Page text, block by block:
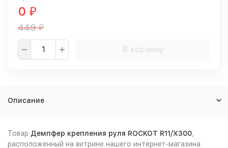
0 ₽
449₽
В корзину
Описание
Товар Демпфер крепления руля ROCKOT R11/X300
расположенный на витрине нашего интернет-магазина